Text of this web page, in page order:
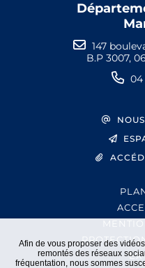
Afin de vous proposer des
remontés des réseaux
fréquentation, nous sommes
147
B.P 3007,
04